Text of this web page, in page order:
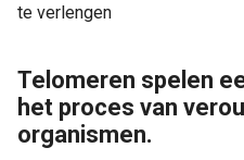
te verlengen
Telomeren spelen
het proces van
organismen.